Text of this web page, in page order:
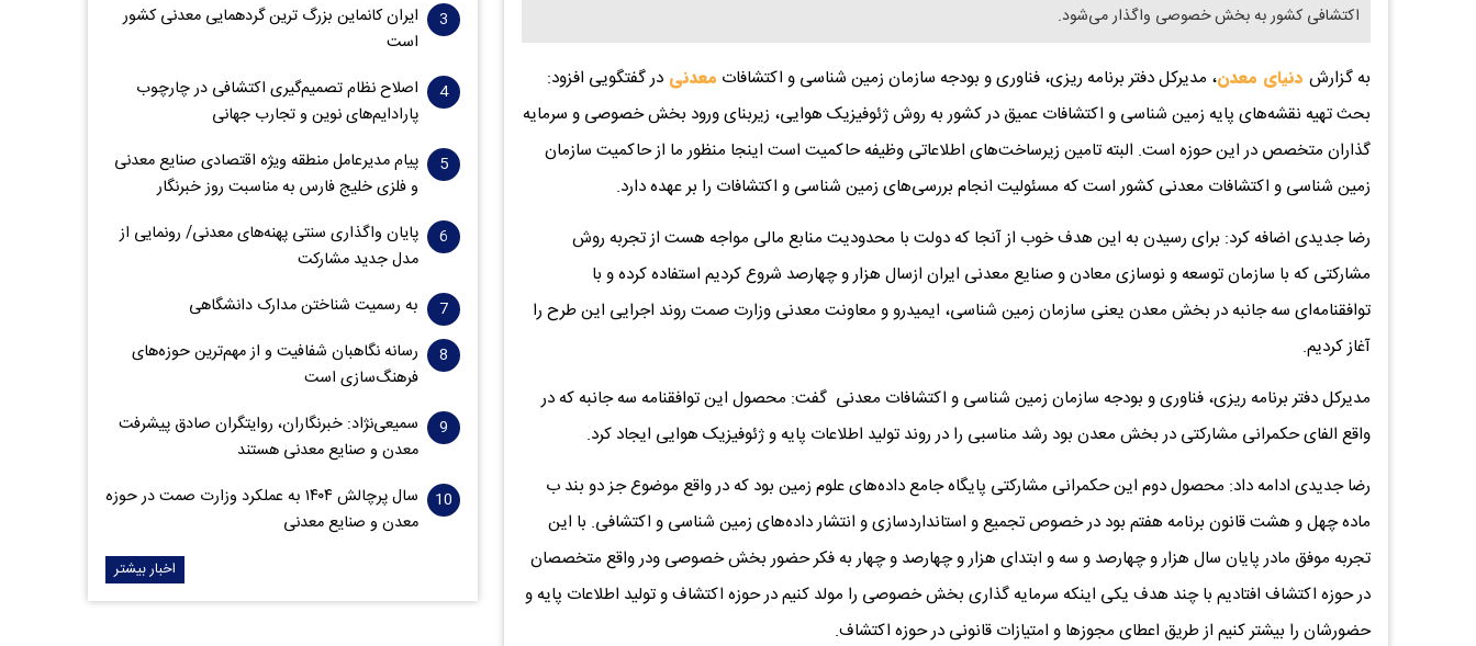
اکتشافی کشور به بخش خصوصی واگذار می‌شود.
به گزارش دنیای معدن، مدیرکل دفتر برنامه ریزی، فناوری و بودجه سازمان زمین شناسی و اکتشافات معدنی در گفتگویی افزود:
بحث تهیه نقشه‌های پایه زمین شناسی و اکتشافات عمیق در کشور به روش ژئوفیزیک هوایی، زیربنای ورود بخش خصوصی و سرمایه
گذاران متخصص در این حوزه است. البته تامین زیرساخت‌های اطلاعاتی وظیفه حاکمیت است اینجا منظور ما از حاکمیت سازمان
زمین شناسی و اکتشافات معدنی کشور است که مسئولیت انجام بررسی‌های زمین شناسی و اکتشافات را بر عهده دارد.
رضا جدیدی اضافه کرد: برای رسیدن به این هدف خوب از آنجا که دولت با محدودیت منابع مالی مواجه هست از تجربه روش
مشارکتی که با سازمان توسعه و نوسازی معادن و صنایع معدنی ایران ازسال هزار و چهارصد شروع کردیم استفاده کرده و با
توافقنامه‌ای سه جانبه در بخش معدن یعنی سازمان زمین شناسی، ایمیدرو و معاونت معدنی وزارت صمت روند اجرایی این طرح را
آغاز کردیم.
مدیرکل دفتر برنامه ریزی، فناوری و بودجه سازمان زمین شناسی و اکتشافات معدنی گفت: محصول این توافقنامه سه جانبه که در
واقع الفای حکمرانی مشارکتی در بخش معدن بود رشد مناسبی را در روند تولید اطلاعات پایه و ژئوفیزیک هوایی ایجاد کرد.
رضا جدیدی ادامه داد: محصول دوم این حکمرانی مشارکتی پایگاه جامع داده‌های علوم زمین بود که در واقع موضوع جز دو بند ب
ماده چهل و هشت قانون برنامه هفتم بود در خصوص تجمیع و استانداردسازی و انتشار داده‌های زمین شناسی و اکتشافی. با این
تجربه موفق مادر پایان سال هزار و چهارصد و سه و ابتدای هزار و چهارصد و چهار به فکر حضور بخش خصوصی ودر واقع متخصصان
در حوزه اکتشاف افتادیم با چند هدف یکی اینکه سرمایه گذاری بخش خصوصی را مولد کنیم در حوزه اکتشاف و تولید اطلاعات پایه و
حضورشان را بیشتر کنیم از طریق اعطای مجوز‌ها و امتیازات قانونی در حوزه اکتشاف.
ایران کانماین بزرگ ترین گردهمایی معدنی کشور
است
اصلاح نظام تصمیم‌گیری اکتشافی در چارچوب
پارادایم‌های نوین و تجارب جهانی
پیام مدیرعامل منطقه ویژه اقتصادی صنایع معدنی
و فلزی خلیج فارس به مناسبت روز خبرنگار‌
پایان واگذاری‌ سنتی پهنه‌های معدنی/ رونمایی از
مدل جدید مشارکت
به رسمیت شناختن مدارک دانشگاهی
رسانه نگاهبان شفافیت و از مهم‌ترین حوزه‌های
فرهنگ‌سازی است
سمیعی‌نژاد: خبرنگاران، روایتگران صادق پیشرفت
معدن و صنایع معدنی هستند
سال پرچالش ۱۴۰۴ به عملکرد وزارت صمت در حوزه
معدن و صنایع معدنی
اخبار بیشتر